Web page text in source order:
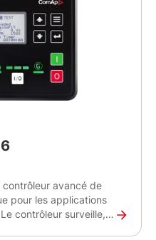
contrôleur avancé de
pour les applications
contrôleur surveille,